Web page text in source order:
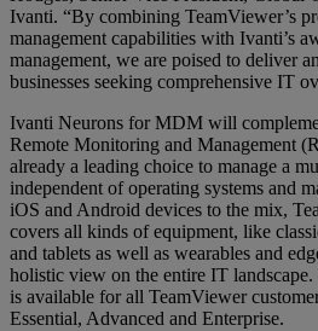
Ivanti. “By combining TeamViewer’s
management capabilities with Ivanti’s
management, we are poised to deliver
businesses seeking comprehensive IT
Ivanti Neurons for MDM will
Remote Monitoring and Management
already a leading choice to manage a
independent of operating systems and
iOS and Android devices to the mix,
covers all kinds of equipment, like
and tablets as well as wearables and
holistic view on the entire IT landscape.
is available for all TeamViewer
Essential, Advanced and Enterprise.